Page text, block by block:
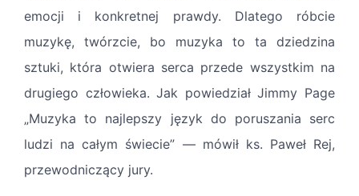
emocji i konkretnej prawdy. Dlatego róbcie
muzykę, twórzcie, bo muzyka to ta dziedzina
sztuki, która otwiera serca przede wszystkim na
drugiego człowieka. Jak powiedział Jimmy Page
„Muzyka to najlepszy język do poruszania serc
ludzi na całym świecie” — mówił ks. Paweł Rej,
przewodniczący jury.